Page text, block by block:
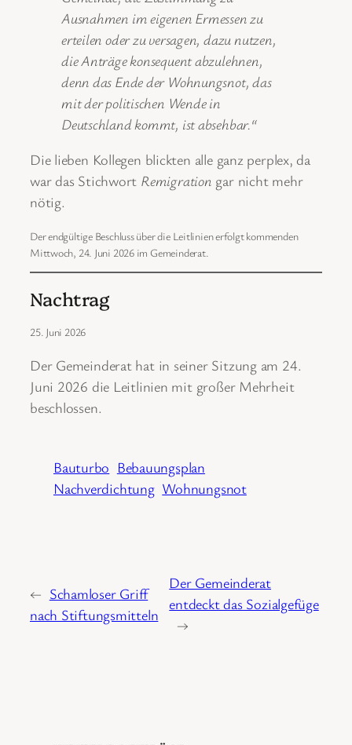
Ausnahmen im eigenen Ermessen zu
erteilen oder zu versagen, dazu nutzen,
die Anträge konsequent abzulehnen,
denn das Ende der Wohnungsnot, das
mit der politischen Wende in
Deutschland kommt, ist absehbar.“
Die lieben Kollegen blickten alle ganz perplex, da
war das Stichwort Remigration gar nicht mehr
nötig.
Der endgültige Beschluss über die Leitlinien erfolgt kommenden
Mittwoch, 24. Juni 2026 im Gemeinderat.
Nachtrag
25. Juni 2026
Der Gemeinderat hat in seiner Sitzung am 24.
Juni 2026 die Leitlinien mit großer Mehrheit
beschlossen.
Bauturbo Bebauungsplan
Nachverdichtung Wohnungsnot
← Schamloser Griff
nach Stiftungsmitteln
Der Gemeinderat
entdeckt das Sozialgefüge
→